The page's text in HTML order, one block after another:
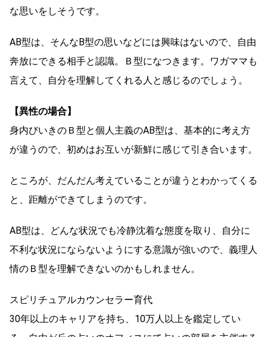
な思いをしそうです。
AB型は、そんなB型の思いなどには興味はないので、自由
奔放にできる相手と認識。Ｂ型になつきます。ワガママも
言えて、自分を理解してくれる人と感じるのでしょう。
【異性の場合】
身内びいきのＢ型と個人主義のAB型は、基本的に考え方
が違うので、初めはお互いが新鮮に感じて引き合います。
ところが、だんだん考えていることが違うとわかってくる
と、距離ができてしまうのです。
AB型は、どんな状況でも冷静沈着な態度を取り、自分に
不利な状況にならないようにする意識が強いので、義理人
情のＢ型を理解できないのかもしれません。
スピリチュアルカウンセラー育代
30年以上のキャリアを持ち、10万人以上を鑑定してい